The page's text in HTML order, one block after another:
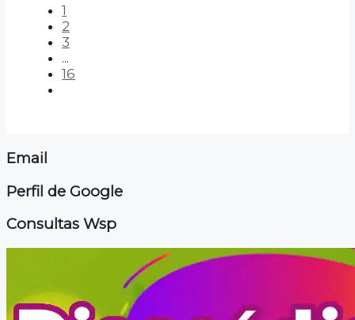
1
2
3
...
16
Email
Perfil de Google
Consultas Wsp